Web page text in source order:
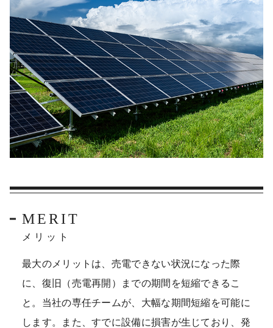
MERIT
メリット
最大のメリットは、売電できない状況になった際
に、復旧（売電再開）までの期間を短縮できるこ
と。当社の専任チームが、大幅な期間短縮を可能に
します。また、すでに設備に損害が生じており、発